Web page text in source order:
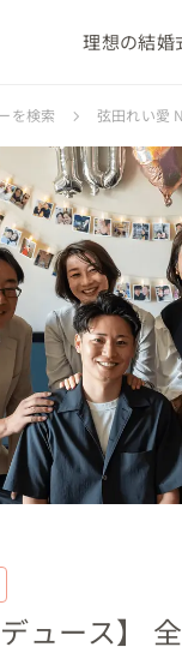
理想の結婚
を検索 弦田れい愛
デュース】